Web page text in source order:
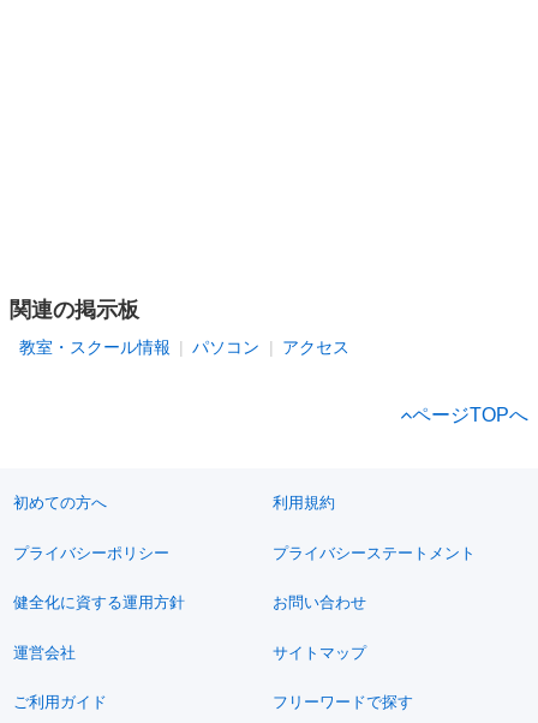
関連の掲示板
教室・スクール情報 パソコン アクセス
ページTOPへ
初めての方へ 利用規約
プライバシーポリシー プライバシーステートメント
健全化に資する運用方針 お問い合わせ
運営会社 サイトマップ
ご利用ガイド フリーワードで探す